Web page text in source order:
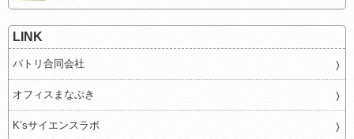
LINK
パトリ合同会社
オフィスまなぶき
K’sサイエンスラボ